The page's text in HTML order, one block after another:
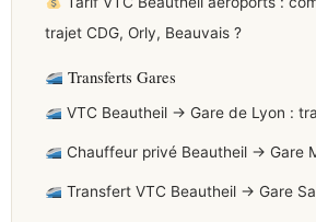
trajet CDG, Orly, Beauvais ?
Transferts Gares
VTC Beautheil → Gare de Lyon :
Chauffeur privé Beautheil → Gare
Transfert VTC Beautheil → Gare